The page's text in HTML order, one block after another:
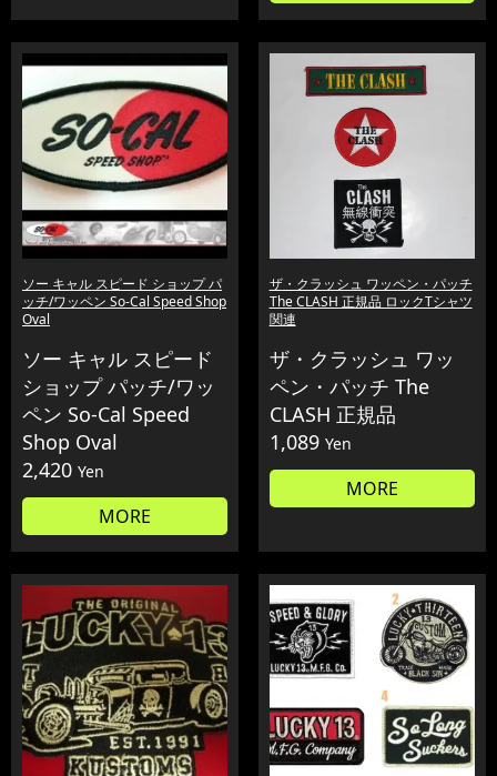
ソー キャル スピード ショップ パ
ッチ/ワッペン So-Cal Speed Shop
Oval
ソー キャル スピード
ショップ パッチ/ワッ
ペン So-Cal Speed
Shop Oval
2,420 Yen
MORE
ザ・クラッシュ ワッペン・パッチ
The CLASH 正規品 ロックTシャツ
関連
ザ・クラッシュ ワッ
ペン・パッチ The
CLASH 正規品
1,089 Yen
MORE